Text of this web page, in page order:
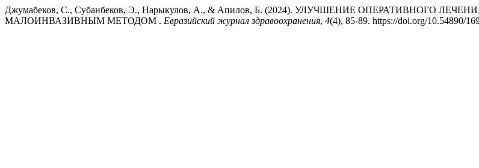
Джумабеков, С., Субанбеков, Э., Нарыкулов, А., & Апилов, Б. (2024). УЛУЧШЕНИЕ ОПЕРАТИВНОГО
МАЛОИНВАЗИВНЫМ МЕТОДОМ . Евразийский журнал здравоохранения, 4(4), 85-89. https://doi.org/10.54890/